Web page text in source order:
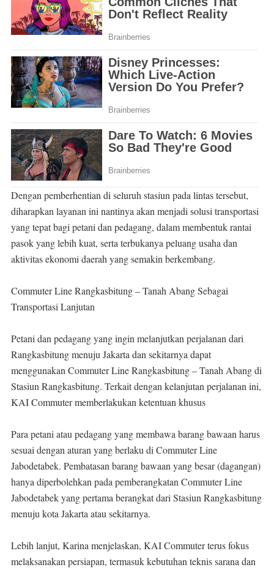
Dengan pemberhentian di seluruh stasiun pada lintas tersebut,
diharapkan layanan ini nantinya akan menjadi solusi transportasi
yang tepat bagi petani dan pedagang, dalam membentuk rantai
pasok yang lebih kuat, serta terbukanya peluang usaha dan
aktivitas ekonomi daerah yang semakin berkembang.
Commuter Line Rangkasbitung – Tanah Abang Sebagai
Transportasi Lanjutan
Petani dan pedagang yang ingin melanjutkan perjalanan dari
Rangkasbitung menuju Jakarta dan sekitarnya dapat
menggunakan Commuter Line Rangkasbitung – Tanah Abang di
Stasiun Rangkasbitung. Terkait dengan kelanjutan perjalanan ini,
KAI Commuter memberlakukan ketentuan khusus
Para petani atau pedagang yang membawa barang bawaan harus
sesuai dengan aturan yang berlaku di Commuter Line
Jabodetabek. Pembatasan barang bawaan yang besar (dagangan)
hanya diperbolehkan pada pemberangkatan Commuter Line
Jabodetabek yang pertama berangkat dari Stasiun Rangkasbitung
menuju kota Jakarta atau sekitarnya.
Lebih lanjut, Karina menjelaskan, KAI Commuter terus fokus
melaksanakan persiapan, termasuk kebutuhan teknis sarana dan